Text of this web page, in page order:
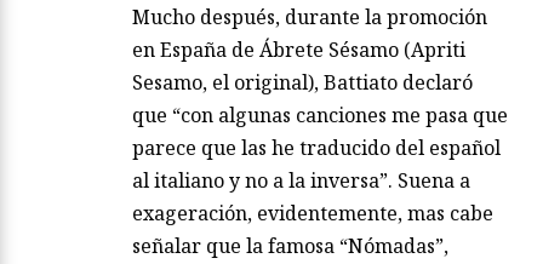
Mucho después, durante la promoción
en España de Ábrete Sésamo (Apriti
Sesamo, el original), Battiato declaró
que “con algunas canciones me pasa que
parece que las he traducido del español
al italiano y no a la inversa”. Suena a
exageración, evidentemente, mas cabe
señalar que la famosa “Nómadas”,